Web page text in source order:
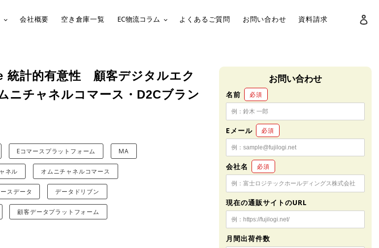
会社概要 空き倉庫一覧 EC物流コラム よくあるご質問 お問い合わせ 資料請求
検索
計的有意性 顧客デジタルエク
ニチャネルコマース・D2Cブラン
Eコマースプラットフォーム MA
ネル オムニチャネルコマース
スデータ データドリブン
顧客データプラットフォーム
お問い合わせ
名前 必須
Eメール 必須
会社名 必須
現在の通販サイトのURL
月間出荷件数